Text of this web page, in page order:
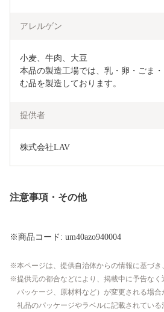
アレルゲン
小麦、牛肉、大豆
本品の製造工場では、乳・卵・ごま
む品を製造しております。
提供者
株式会社LAV
注意事項・その他
※商品コード: um40azo940004
本ページは、提供自治体からの情報に基づき
提供元の都合などにより、掲載中に予告なく
パッケージ、原材料など）が変更される場
礼品のパッケージやラベルに記載されてい